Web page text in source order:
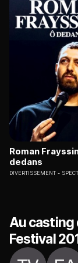
Roman
dedans
DIVERTISSEMENT
Au casting
Festival